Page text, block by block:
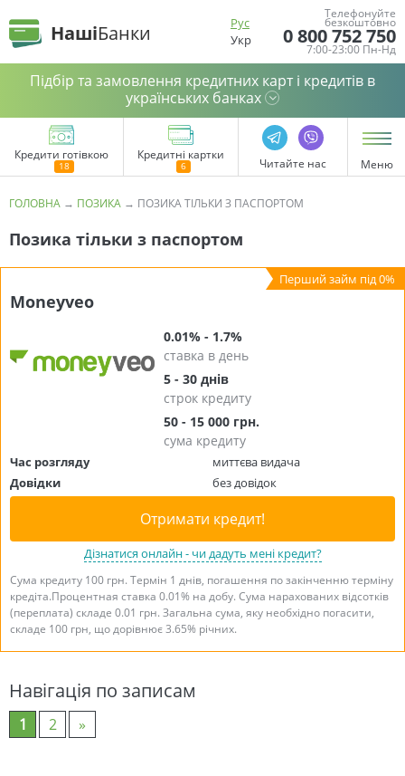
НашіБанки
Рус
Укр
Телефонуйте
безкоштовно
0 800 752 750
7:00-23:00 Пн-Нд
Підбір та замовлення кредитних карт і кредитів в
українських банках
Кредити готівкою Кредитні картки
Читайте нас Меню
ГОЛОВНА → ПОЗИКА → ПОЗИКА ТІЛЬКИ З ПАСПОРТОМ
Позика тільки з паспортом
Moneyveo
0.01% - 1.7%
ставка в день
5 - 30 днів
строк кредиту
50 - 15 000 грн.
сума кредиту
Час розгляду
миттєва видача
Довідки
без довідок
Отримати кредит!
Дізнатися онлайн - чи дадуть мені кредит?
Сума кредиту 100 грн. Термін 1 днів, погашення по закінченню терміну
кредіта.Процентная ставка 0.01% на добу. Сума нарахованих відсотків
(переплата) складе 0.01 грн. Загальна сума, яку необхідно погасити,
складе 100 грн, що дорівнює 3.65% річних.
Навігація по записам
1 2 »